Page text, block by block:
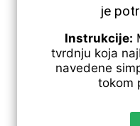
je
Instrukcije:
tvrdnju koja
navedene
tokom